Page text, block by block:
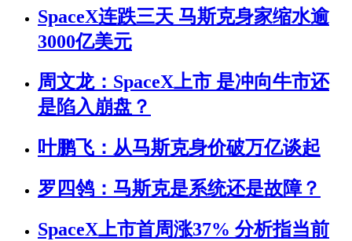
SpaceX连跌三天 马斯克身家缩水逾
3000亿美元
周文龙：SpaceX上市 是冲向牛市还
是陷入崩盘？
叶鹏飞：从马斯克身价破万亿谈起
罗四鸰：马斯克是系统还是故障？
SpaceX上市首周涨37% 分析指当前